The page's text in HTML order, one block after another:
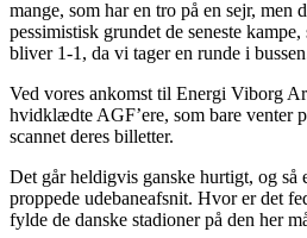
mange, som har en tro på en sejr, men
pessimistisk grundet de seneste
bliver 1-1, da vi tager en runde i
Ved vores ankomst til Energi Viborg
hvidklædte AGF’ere, som bare venter
scannet deres billetter.
Det går heldigvis ganske hurtigt, og så
proppede udebaneafsnit. Hvor er det
fylde de danske stadioner på den her